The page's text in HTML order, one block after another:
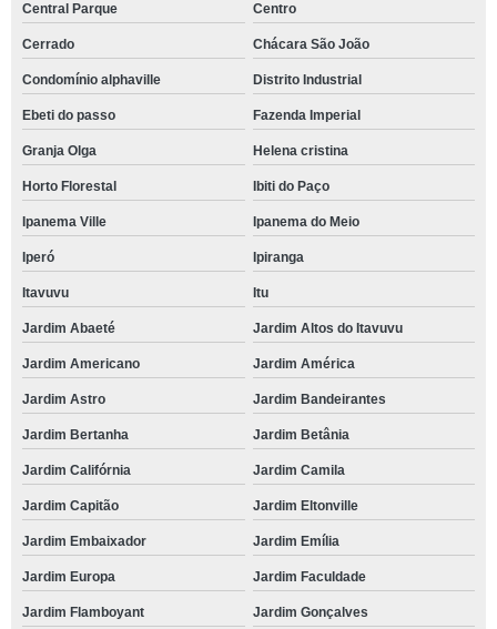
Central Parque Centro
Cerrado Chácara São João
Condomínio alphaville Distrito Industrial
Ebeti do passo Fazenda Imperial
Granja Olga Helena cristina
Horto Florestal Ibiti do Paço
Ipanema Ville Ipanema do Meio
Iperó Ipiranga
Itavuvu Itu
Jardim Abaeté Jardim Altos do Itavuvu
Jardim Americano Jardim América
Jardim Astro Jardim Bandeirantes
Jardim Bertanha Jardim Betânia
Jardim Califórnia Jardim Camila
Jardim Capitão Jardim Eltonville
Jardim Embaixador Jardim Emília
Jardim Europa Jardim Faculdade
Jardim Flamboyant Jardim Gonçalves